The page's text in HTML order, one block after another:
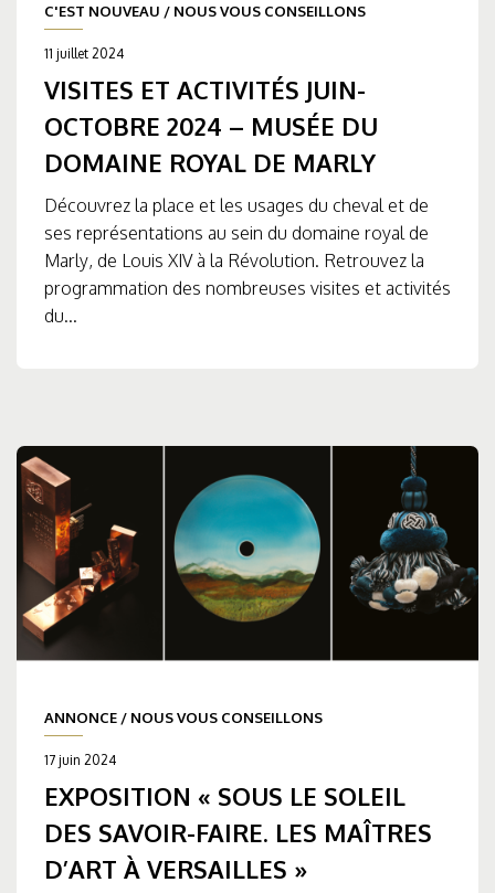
C'EST NOUVEAU / NOUS VOUS CONSEILLONS
11 juillet 2024
VISITES ET ACTIVITÉS JUIN-
OCTOBRE 2024 – MUSÉE DU
DOMAINE ROYAL DE MARLY
Découvrez la place et les usages du cheval et de
ses représentations au sein du domaine royal de
Marly, de Louis XIV à la Révolution. Retrouvez la
programmation des nombreuses visites et activités
du...
ANNONCE / NOUS VOUS CONSEILLONS
17 juin 2024
EXPOSITION « SOUS LE SOLEIL
DES SAVOIR-FAIRE. LES MAÎTRES
D’ART À VERSAILLES »